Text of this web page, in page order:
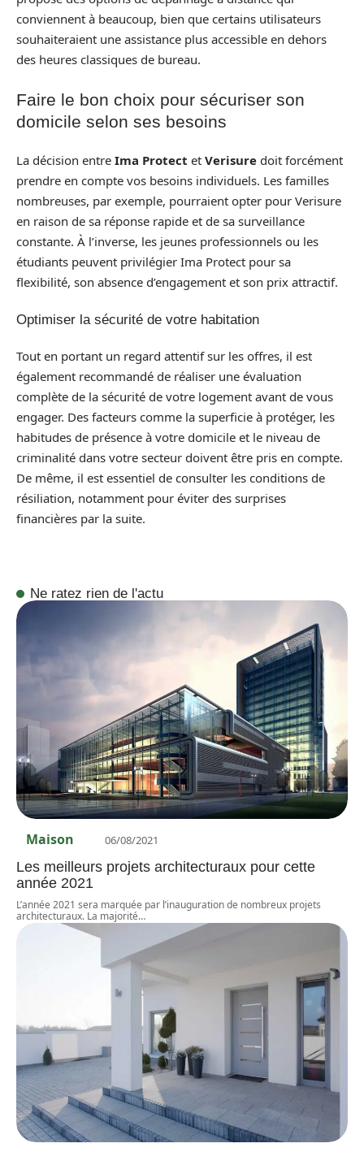
conviennent à beaucoup, bien que certains utilisateurs
souhaiteraient une assistance plus accessible en dehors
des heures classiques de bureau.
Faire le bon choix pour sécuriser son
domicile selon ses besoins
La décision entre Ima Protect et Verisure doit forcément
prendre en compte vos besoins individuels. Les familles
nombreuses, par exemple, pourraient opter pour Verisure
en raison de sa réponse rapide et de sa surveillance
constante. À l’inverse, les jeunes professionnels ou les
étudiants peuvent privilégier Ima Protect pour sa
flexibilité, son absence d’engagement et son prix attractif.
Optimiser la sécurité de votre habitation
Tout en portant un regard attentif sur les offres, il est
également recommandé de réaliser une évaluation
complète de la sécurité de votre logement avant de vous
engager. Des facteurs comme la superficie à protéger, les
habitudes de présence à votre domicile et le niveau de
criminalité dans votre secteur doivent être pris en compte.
De même, il est essentiel de consulter les conditions de
résiliation, notamment pour éviter des surprises
financières par la suite.
Ne ratez rien de l'actu
Maison 06/08/2021
Les meilleurs projets architecturaux pour cette
année 2021
L’année 2021 sera marquée par l’inauguration de nombreux projets
architecturaux. La majorité…